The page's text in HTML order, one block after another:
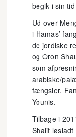
begik i sin
Ud over
i Hamas’
de jordiske
og Oron
som
arabiske/
fængsler.
Younis.
Tilbage i
Shalit løsladt